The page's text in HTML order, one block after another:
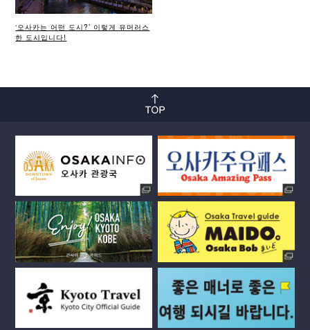
‘오사카는 어떤 도시?’ 이렇게 유머러스
한 도시입니다!